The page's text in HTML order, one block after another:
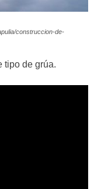
construccion-de-
tipo de grúa.